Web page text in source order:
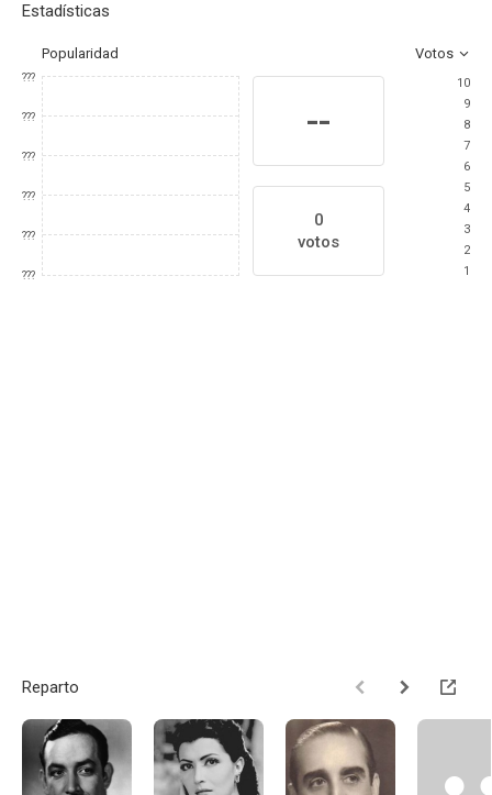
Estadísticas
Popularidad Votos
???
???
???
???
???
???
--
0
votos
10
9
8
7
6
5
4
3
2
1
Reparto